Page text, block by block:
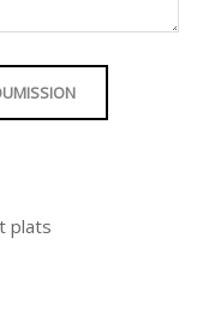
plats